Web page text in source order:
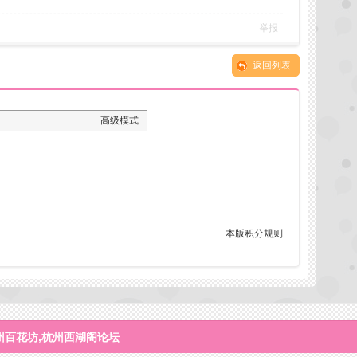
举报
返回列表
高级模式
本版积分规则
百花坊,杭州西湖阁论坛